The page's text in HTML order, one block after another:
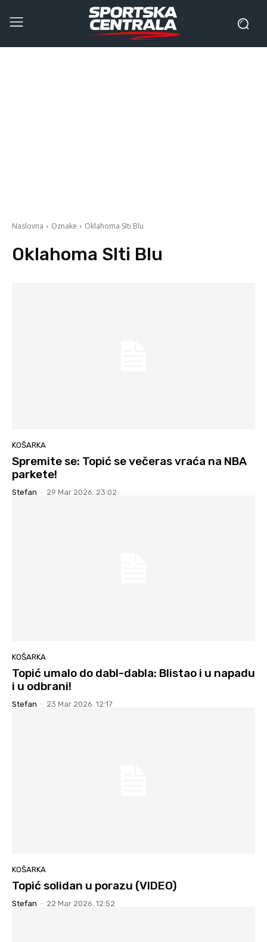
Naslovna Oznake Oklahoma SIti Blu
Oklahoma SIti Blu
KOŠARKA
Spremite se: Topić se večeras vraća na NBA
parkete!
Stefan - 29 Mar 2026. 23:02
KOŠARKA
Topić umalo do dabl-dabla: Blistao i u napadu
i u odbrani!
Stefan - 23 Mar 2026. 12:17
KOŠARKA
Topić solidan u porazu (VIDEO)
Stefan - 22 Mar 2026. 12:52